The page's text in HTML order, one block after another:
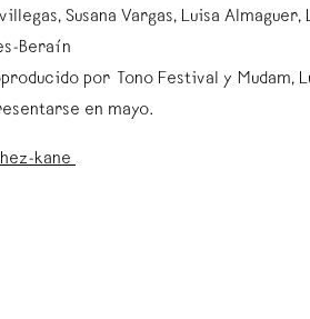
Susana Vargas, Luisa Almaguer,
Beraín⁠
por Tono Festival y Mudam,
en mayo.⁠
kane